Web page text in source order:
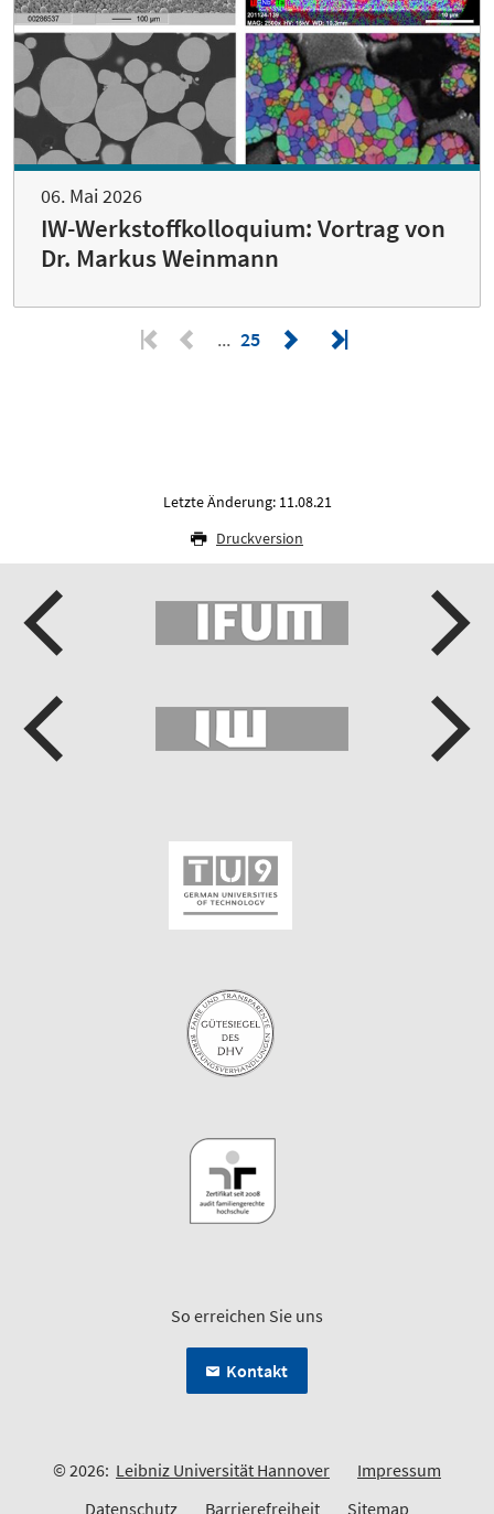
06. Mai 2026
IW-Werkstoffkolloquium: Vortrag von
Dr. Markus Weinmann
25
Letzte Änderung: 11.08.21
Druckversion
So erreichen Sie uns
Kontakt
© 2026: Leibniz Universität Hannover
Impressum
Datenschutz
Barrierefreiheit Sitemap